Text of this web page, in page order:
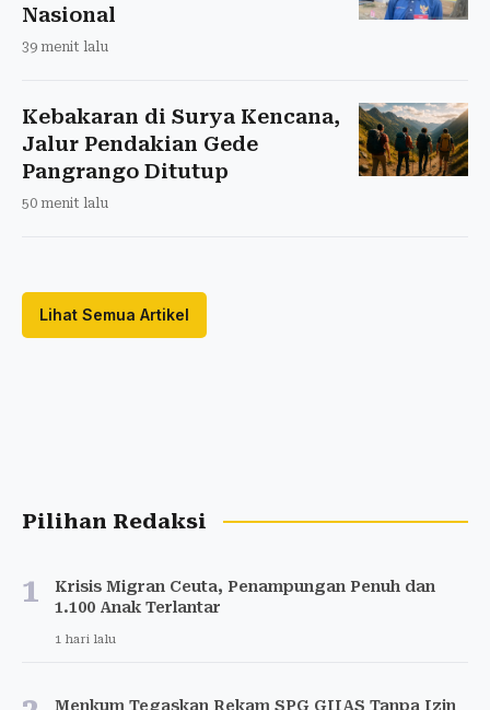
Nasional
39 menit lalu
Kebakaran di Surya Kencana,
Jalur Pendakian Gede
Pangrango Ditutup
50 menit lalu
Lihat Semua Artikel
Pilihan Redaksi
1
Krisis Migran Ceuta, Penampungan Penuh dan
1.100 Anak Terlantar
1 hari lalu
Menkum Tegaskan Rekam SPG GIIAS Tanpa Izin